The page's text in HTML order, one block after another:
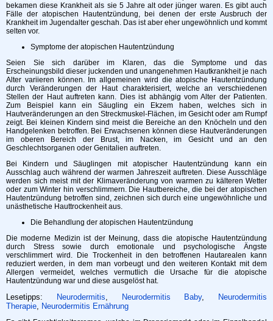
bekamen diese Krankheit als sie 5 Jahre alt oder jünger waren. Es gibt auch
Fälle der atopischen Hautentzündung, bei denen der erste Ausbruch der
Krankheit im Jugendalter geschah. Das ist aber eher ungewöhnlich und kommt
selten vor.
Symptome der atopischen Hautentzündung
Seien Sie sich darüber im Klaren, das die Symptome und das
Erscheinungsbild dieser juckenden und unangenehmen Hautkrankheit je nach
Alter variieren können. Im allgemeinen wird die atopische Hautentzündung
durch Veränderungen der Haut charakterisiert, welche an verschiedenen
Stellen der Haut auftreten kann. Dies ist abhängig vom Alter der Patienten.
Zum Beispiel kann ein Säugling ein Ekzem haben, welches sich in
Hautveränderungen an den Streckmuskel-Flächen, im Gesicht oder am Rumpf
zeigt. Bei kleinen Kindern sind meist die Bereiche an den Knöcheln und den
Handgelenken betroffen. Bei Erwachsenen können diese Hautveränderungen
im oberen Bereich der Brust, im Nacken, im Gesicht und an den
Geschlechtsorganen oder Genitalien auftreten.
Bei Kindern und Säuglingen mit atopischer Hautentzündung kann ein
Ausschlag auch während der warmen Jahreszeit auftreten. Diese Ausschläge
werden sich meist mit der Klimaveränderung von warmen zu kälteren Wetter
oder zum Winter hin verschlimmern. Die Hautbereiche, die bei der atopischen
Hautentzündung betroffen sind, zeichnen sich durch eine ungewöhnliche und
unästhetische Hauttrockenheit aus.
Die Behandlung der atopischen Hautentzündung
Die moderne Medizin ist der Meinung, dass die atopische Hautentzündung
durch Stress sowie durch emotionale und psychologische Ängste
verschlimmert wird. Die Trockenheit in den betroffenen Hautarealen kann
reduziert werden, in dem man vorbeugt und den weiteren Kontakt mit dem
Allergen vermeidet, welches vermutlich die Ursache für die atopische
Hautentzündung war und diese ausgelöst hat.
Lesetipps: Neurodermitis Neurodermitis Baby,
Neurodermitis
Therapie
Neurodermitis Ernährung